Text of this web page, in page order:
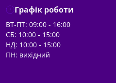
Графік роботи
ВТ-ПТ: 09:00 - 16:00
СБ: 10:00 - 15:00
НД: 10:00 - 15:00
ПН: вихідний